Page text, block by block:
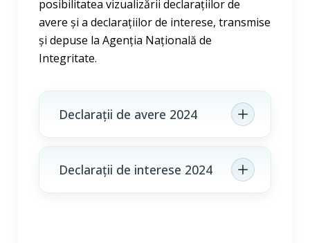
posibilitatea vizualizării declarațiilor de
avere și a declarațiilor de interese, transmise
și depuse la Agenția Națională de
Integritate.
Declarații de avere 2024
Declarații de interese 2024